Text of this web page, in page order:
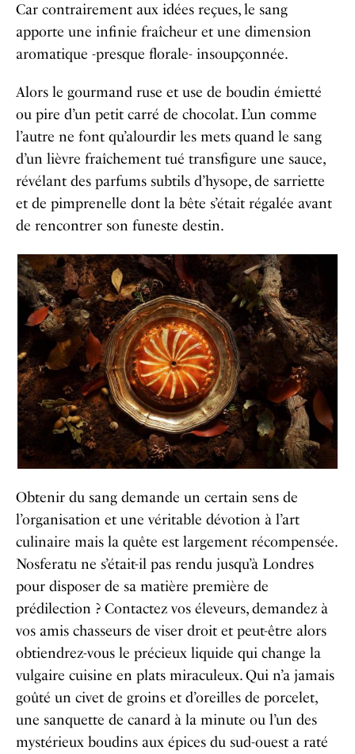
Car contrairement aux idées reçues, le sang
apporte une infinie fraîcheur et une dimension
aromatique -presque florale- insoupçonnée.
Alors le gourmand ruse et use de boudin émietté
ou pire d’un petit carré de chocolat. L’un comme
l’autre ne font qu’alourdir les mets quand le sang
d’un lièvre fraîchement tué transfigure une sauce,
révélant des parfums subtils d’hysope, de sarriette
et de pimprenelle dont la bête s’était régalée avant
de rencontrer son funeste destin.
Obtenir du sang demande un certain sens de
l’organisation et une véritable dévotion à l’art
culinaire mais la quête est largement récompensée.
Nosferatu ne s’était-il pas rendu jusqu’à Londres
pour disposer de sa matière première de
prédilection ? Contactez vos éleveurs, demandez à
vos amis chasseurs de viser droit et peut-être alors
obtiendrez-vous le précieux liquide qui change la
vulgaire cuisine en plats miraculeux. Qui n’a jamais
goûté un civet de groins et d’oreilles de porcelet,
une sanquette de canard à la minute ou l’un des
mystérieux boudins aux épices du sud-ouest a raté